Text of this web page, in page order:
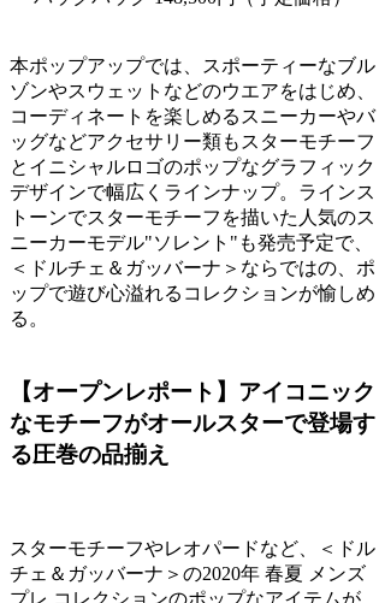
本ポップアップでは、スポーティーなブル
ゾンやスウェットなどのウエアをはじめ、
コーディネートを楽しめるスニーカーやバ
ッグなどアクセサリー類もスターモチーフ
とイニシャルロゴのポップなグラフィック
デザインで幅広くラインナップ。ラインス
トーンでスターモチーフを描いた人気のス
ニーカーモデル"ソレント"も発売予定で、
＜ドルチェ＆ガッバーナ＞ならではの、ポ
ップで遊び心溢れるコレクションが愉しめ
る。
【オープンレポート】アイコニック
なモチーフがオールスターで登場す
る圧巻の品揃え
スターモチーフやレオパードなど、＜ドル
チェ＆ガッバーナ＞の2020年 春夏 メンズ
プレ コレクションのポップなアイテムが